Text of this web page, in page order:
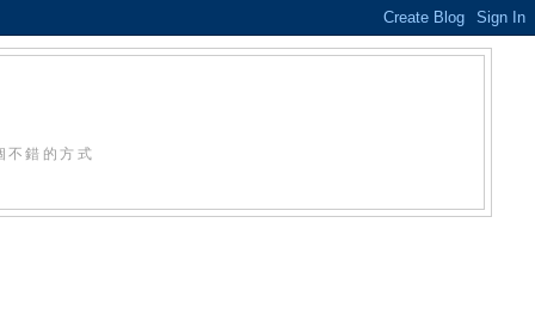
不錯的方式